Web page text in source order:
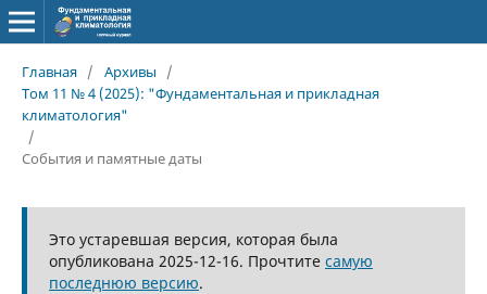
Главная / Архивы
/
Том 11 № 4 (2025): "Фундаментальная и прикладная
климатология"
/
События и памятные даты
Это устаревшая версия, которая была
опубликована 2025-12-16. Прочтите самую
последнюю версию.